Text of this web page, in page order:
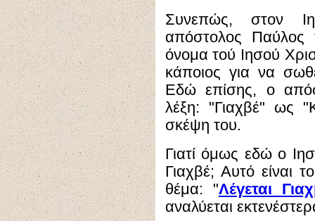
Συνεπώς, στον
απόστολος Παύλος
όνομα τού Ιησού
κάποιος για να
Εδώ επίσης, ο
λέξη: "Γιαχβέ" ως
σκέψη του.
Γιατί όμως εδώ ο
Γιαχβέ; Αυτό είναι
θέμα: "Λέγεται
αναλύεται